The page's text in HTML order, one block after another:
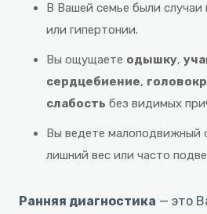
В Вашей семье были случаи
или гипертонии.
Вы ощущаете одышку,
сердцебиение,
слабость без видимых
Вы ведете малоподвижный
лишний вес или часто
Ранняя диагностика — это